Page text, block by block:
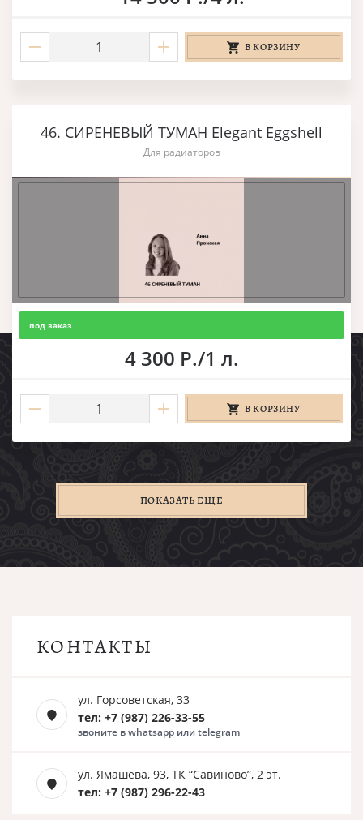
В КОРЗИНУ
46. СИРЕНЕВЫЙ ТУМАН Elegant Eggshell
Для радиаторов
под заказ
4 300 Р./1 л.
В КОРЗИНУ
ПОКАЗАТЬ ЕЩЁ
КОНТАКТЫ
ул. Горсоветская, 33
тел: +7 (987) 226-33-55
звоните в whatsapp или telegram
ул. Ямашева, 93, ТК “Савиново”, 2 эт.
тел: +7 (987) 296-22-43